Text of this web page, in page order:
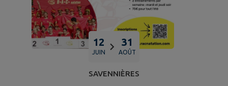
12
JUIN
31
AOÛT
SAVENNIÈRES